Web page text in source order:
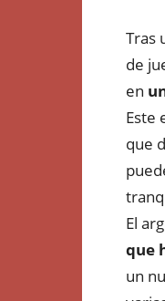
Tras
de
en
Este
que
El
que
un